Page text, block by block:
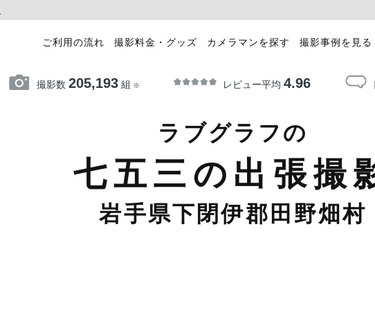
ご利用の流れ 撮影料金・グッズ カメラマンを探す 撮影事例を見る
撮影数 205,193組 ※ レビュー平均 4.96
ラブグラフの
七五三の出張撮
岩手県下閉伊郡田野畑村